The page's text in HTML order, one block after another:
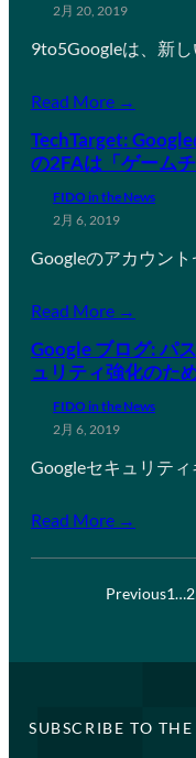
2月 20, 2019
9to5Googleは、新し
Read More →
TechTarget:
の2FAは「ゲーム
FIDO in the News
2月 6, 2019
Googleのアカウント
Read More →
Google ブログ: パ
ュリティ強化のた
FIDO in the News
2月 6, 2019
Googleセキュリティ
Read More →
Previous1…
SUBSCRIBE TO